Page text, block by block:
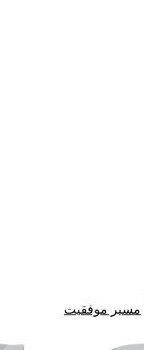
مسیر موفقیت